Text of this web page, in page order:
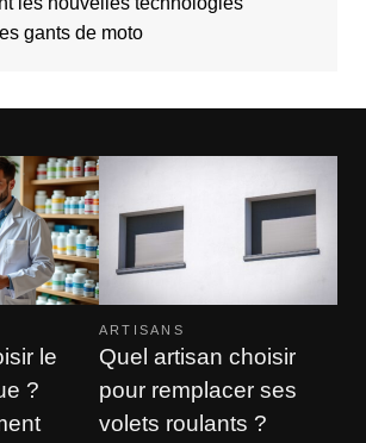
gants de moto
le
?
ARTISANS
Quel artisan choisir
pour remplacer ses
volets roulants ?